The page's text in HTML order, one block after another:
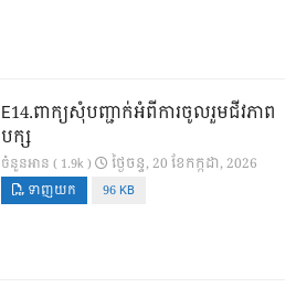
E14.ពាក្យសុំបញ្ជាក់អំពីការចូលរួមជីវភាព
បក្ស
ចំនួនអាន ( 1.9k ) ថ្ងៃ​ចន្ទ, 20 ខែ​កក្កដា, 2026
ទាញយក 96 KB